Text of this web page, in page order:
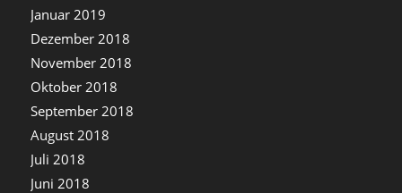
Januar 2019
Dezember 2018
November 2018
Oktober 2018
September 2018
August 2018
Juli 2018
Juni 2018